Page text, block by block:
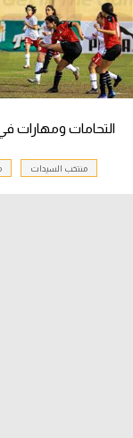
كل البطولات
أقسام
الكرة المصرية
الدوري المصري
التحامات ومهارات
منتخب السيدات